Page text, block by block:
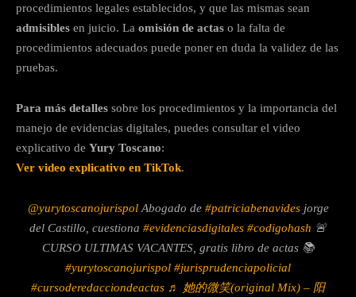
procedimientos legales establecidos, y que las mismas sean
admisibles en juicio. La omisión de actas o la falta de
procedimientos adecuados puede poner en duda la validez de las
pruebas.
Para más detalles sobre los procedimientos y la importancia del
manejo de evidencias digitales, puedes consultar el video
explicativo de Yury Toscano:
Ver video explicativo en TikTok.
@yurytoscanojurispolAbogado de #patriciabenavidesjorge
del Castillo, cuestiona #evidenciasdigitales #codigohash 🚨
CURSO ULTIMAS VACANTES, gratis libro de actas 📚
#yurytoscanojurispol #jurisprudenciapolicial
#cursoderedacciondeactas ♬ 她的微笑(original Mix) – 阳